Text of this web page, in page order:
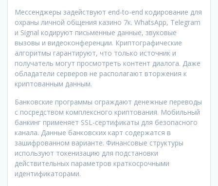
Мессенджеры задействуют end-to-end кодирование для
охраны личной общения казино 7к. WhatsApp, Telegram
и Signal кодируют письменные данные, звуковые
вызовы и видеоконференции. Криптографические
алгоритмы гарантируют, что только источник и
получатель могут просмотреть контент диалога. Даже
обладатели серверов не располагают вторжения к
криптованным данным.
Банковские программы ограждают денежные переводы
с посредством комплексного криптования. Мобильный
банкинг применяет SSL-сертификаты для безопасного
канала. Данные банковских карт содержатся в
зашифрованном варианте. Финансовые структуры
используют токенизацию для подстановки
действительных параметров краткосрочными
идентификаторами.